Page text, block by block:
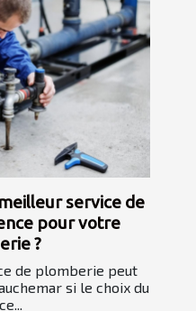
service de
pour votre
?
de plomberie peut
si le choix du